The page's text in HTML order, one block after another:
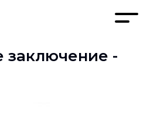
заключение -